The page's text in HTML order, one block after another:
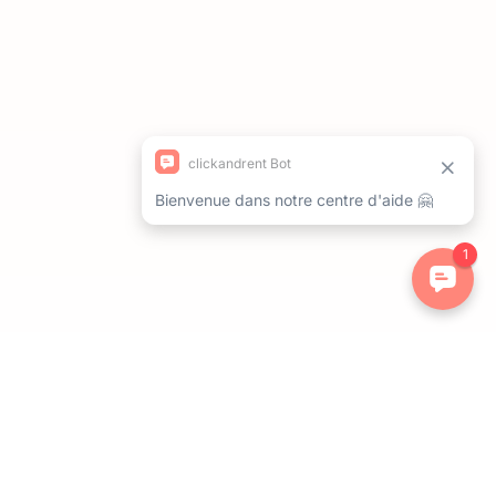
Personnalisez vos préférences pour contrôler la manière dont